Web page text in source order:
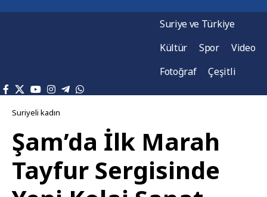
Suriye ve Türkiye
Kültür
Spor
Video
Fotoğraf
Çeşitli
Suriyeli kadın
Şam’da İlk Marah
Tayfur Sergisinde